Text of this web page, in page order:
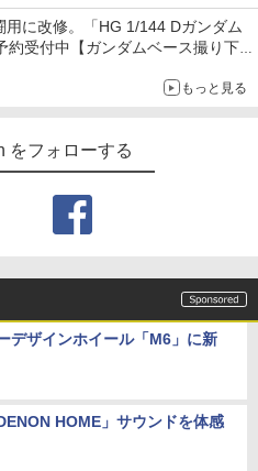
3色
に改修。「HG 1/144 Dガンダム
約受付中【ガンダムベース撮り下
もっと見る
をフォローする
デザインホイール「M6」に新
HOME」サウンドを体感